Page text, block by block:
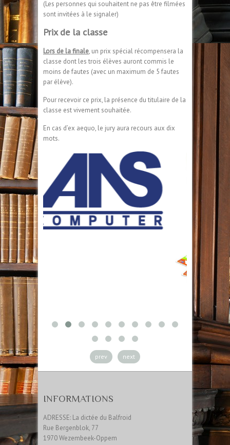
(Les personnes qui souhaitent ne pas être filmées
sont invitées à le signaler)
Prix de la classe
Lors de la finale, un prix spécial récompensera la
classe dont les trois élèves auront commis le
moins de fautes (avec un maximum de 5 fautes
par élève).
Pour recevoir ce prix, la présence du titulaire de la
classe est vivement souhaitée.
En cas d’ex aequo, le jury aura recours aux dix
mots.
prev next
INFORMATIONS
ADRESSE: La dictée du Balfroid
Rue Bergenblok, 77
1970 Wezembeek-Oppem